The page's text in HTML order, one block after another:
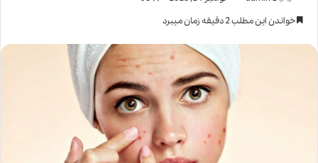
خواندن این مطلب 2 دقیقه زمان میبرد